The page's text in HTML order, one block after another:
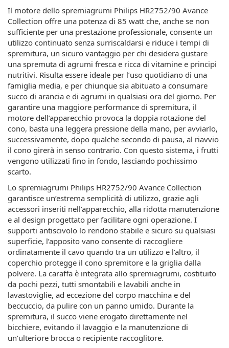
Il motore dello spremiagrumi Philips HR2752/90 Avance
Collection offre una potenza di 85 watt che, anche se non
sufficiente per una prestazione professionale, consente un
utilizzo continuato senza surriscaldarsi e riduce i tempi di
spremitura, un sicuro vantaggio per chi desidera gustare
una spremuta di agrumi fresca e ricca di vitamine e principi
nutritivi. Risulta essere ideale per l’uso quotidiano di una
famiglia media, e per chiunque sia abituato a consumare
succo di arancia e di agrumi in qualsiasi ora del giorno. Per
garantire una maggiore performance di spremitura, il
motore dell’apparecchio provoca la doppia rotazione del
cono, basta una leggera pressione della mano, per avviarlo,
successivamente, dopo qualche secondo di pausa, al riavvio
il cono girerà in senso contrario. Con questo sistema, i frutti
vengono utilizzati fino in fondo, lasciando pochissimo
scarto.
Lo spremiagrumi Philips HR2752/90 Avance Collection
garantisce un’estrema semplicità di utilizzo, grazie agli
accessori inseriti nell’apparecchio, alla ridotta manutenzione
e al design progettato per facilitare ogni operazione. I
supporti antiscivolo lo rendono stabile e sicuro su qualsiasi
superficie, l’apposito vano consente di raccogliere
ordinatamente il cavo quando tra un utilizzo e l’altro, il
coperchio protegge il cono spremitore e la griglia dalla
polvere. La caraffa è integrata allo spremiagrumi, costituito
da pochi pezzi, tutti smontabili e lavabili anche in
lavastoviglie, ad eccezione del corpo macchina e del
beccuccio, da pulire con un panno umido. Durante la
spremitura, il succo viene erogato direttamente nel
bicchiere, evitando il lavaggio e la manutenzione di
un’ulteriore brocca o recipiente raccoglitore.